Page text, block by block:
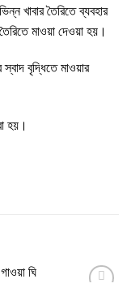
খাবার তৈরিতে ব্যবহার
তৈরিতে মাওয়া দেওয়া হয়।
স্বাদ বৃদ্ধিতে মাওয়ার
হয়।